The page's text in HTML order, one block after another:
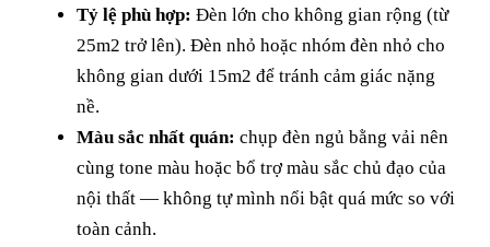
Tỷ lệ phù hợp: Đèn lớn cho không gian rộng (từ
25m2 trở lên). Đèn nhỏ hoặc nhóm đèn nhỏ cho
không gian dưới 15m2 để tránh cảm giác nặng
nề.
Màu sắc nhất quán: chụp đèn ngủ bằng vải nên
cùng tone màu hoặc bổ trợ màu sắc chủ đạo của
nội thất — không tự mình nổi bật quá mức so với
toàn cảnh.